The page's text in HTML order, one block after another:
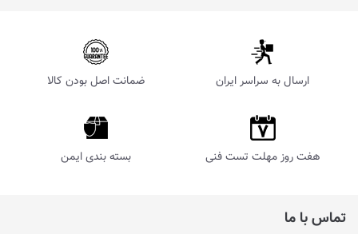
ارسال به سراسر ایران ضمانت اصل بودن کالا
هفت روز مهلت تست فنی بسته بندی ایمن
تماس با ما